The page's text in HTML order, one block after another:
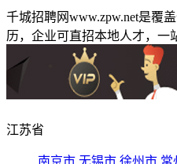
千城招聘网www.zpw.net是覆
历，企业可直招本地人才，一
江苏省
南京市 无锡市 徐州市 常